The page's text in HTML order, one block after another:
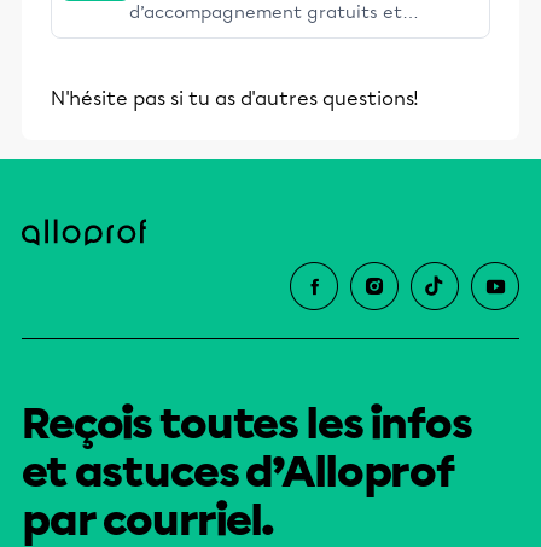
d’accompagnement gratuits et
stimulants, Alloprof engage les élèves
éducative.
N'hésite pas si tu as d'autres questions!
Reçois toutes les infos
et astuces d’Alloprof
par courriel.